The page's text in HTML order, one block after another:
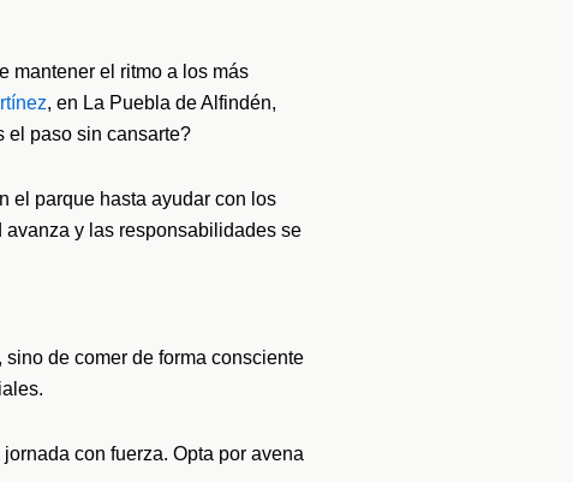
mantener el ritmo a los más
, en La Puebla de Alfindén,
el paso sin cansarte?
el parque hasta ayudar con los
y las responsabilidades se
de comer de forma consciente
con fuerza. Opta por avena